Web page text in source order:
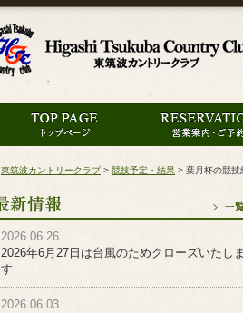
東筑波カントリークラブ > 競技予定・結果 > 葉月杯の競技
2026.06.26
2026年6月27日は台風のためクローズいたしま
す
2026.06.03